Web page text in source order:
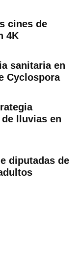
cines de
4K
sanitaria en
Cyclospora
lluvias en
diputadas de